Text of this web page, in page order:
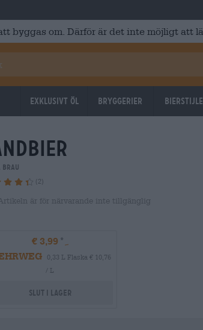
byggas om. Därför är det inte möjligt att
Exklusivt Öl Bryggerier
brau
(2)
Artikeln är för närvarande inte tillgänglig
€ 3,99
0,33 L Flaska € 10,76
/ L
Slut i lager